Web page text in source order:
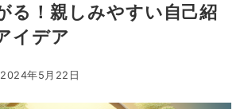
る！親しみやすい自己紹
イデア
2024年5月22日